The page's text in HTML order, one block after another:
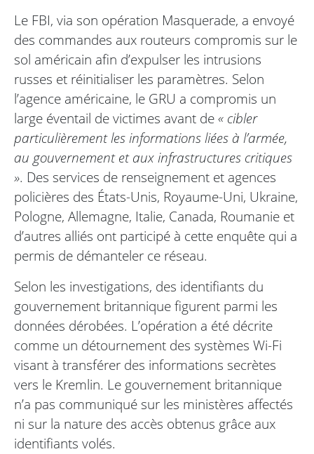
Le FBI, via son opération Masquerade, a envoyé
des commandes aux routeurs compromis sur le
sol américain afin d’expulser les intrusions
russes et réinitialiser les paramètres. Selon
l’agence américaine, le GRU a compromis un
large éventail de victimes avant de« cibler
particulièrement les informations liées à l’armée,
au gouvernement et aux infrastructures critiques
». Des services de renseignement et agences
policières des États-Unis, Royaume-Uni, Ukraine,
Pologne, Allemagne, Italie, Canada, Roumanie et
d’autres alliés ont participé à cette enquête qui a
permis de démanteler ce réseau.
Selon les investigations, des identifiants du
gouvernement britannique figurent parmi les
données dérobées. L’opération a été décrite
comme un détournement des systèmes Wi-Fi
visant à transférer des informations secrètes
vers le Kremlin. Le gouvernement britannique
n’a pas communiqué sur les ministères affectés
ni sur la nature des accès obtenus grâce aux
identifiants volés.